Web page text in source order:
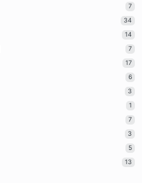
7
34
14
7
17
6
3
1
7
3
5
13